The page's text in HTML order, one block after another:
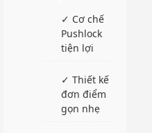
✓ Cơ chế
Pushlock
tiện lợi
✓ Thiết kế
đơn điểm
gọn nhẹ